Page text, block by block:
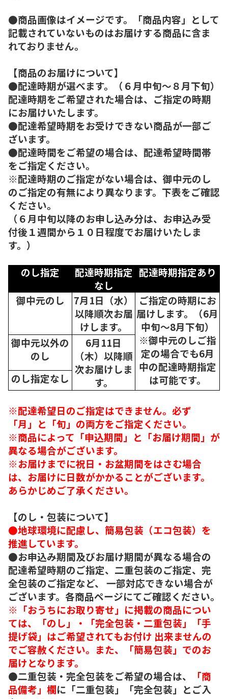
●商品画像はイメージです。「商品内容」として
記載されていないものはお届けする商品に含ま
れておりません。
【商品のお届けについて】
●配達時期が選べます。（６月中旬～８月下旬）
配達時期をご希望された場合は、ご指定の時期
にお届けいたします。
●配達希望時期をお受けできない商品が一部ご
ざいます。
●配達時間をご希望の場合は、配達希望時間帯
をご指定ください。
※配達時期のご指定がない場合は、御中元のし
のご指定の有無により異なります。下表をご確認
ください。
（６月中旬以降のお申し込み分は、お申込み受
付後１週間から１０日程度でお届けいたしま
す。）
のし指定
配達時期指定
なし
配達時期指定あり
御中元のし
7月1日（水）
以降順次お届
けします。
ご指定の時期にお
届けします。（6月
中旬～8月下旬）
※御中元のしご指
定の場合でも6月
中の配達時期指定
は可能です。
御中元以外の
のし
6月11日
（木）以降順
次お届けしま
す。
のし指定なし
※配達希望日のご指定はできません。必ず
「月」と「旬」の両方をご指定ください。
※商品によって「申込期間」と「お届け期間」が
異なる場合がございます。
※お届けまでに祝日・お盆期間をはさむ場合
は、お届けに日数がかかることがございます。
あらかじめご了承ください。
【のし・包装について】
●地球環境に配慮し、簡易包装（エコ包装）を
推進しています。
●お申込み期間及びお届け期間が異なる場合の
配達希望時期のご指定、二重包装のご指定、完
全包装のご指定など、 一部対応できない場合が
ございます。各商品ページにてご確認ください。
※「おうちにお取り寄せ」に掲載の商品につい
ては、「のし」・「完全包装・二重包装」「手
提げ袋」はご希望されてもお付け 出来ませんの
でご容赦ください。また、「簡易包装」でのお
届けとなります。
●二重包装・完全包装をご希望の場合は、
「商
品備考」欄に「二重包装」「完全包装」とご入